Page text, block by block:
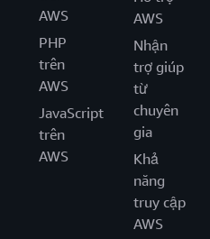
AWS
PHP
trên
AWS
JavaScript
trên
AWS
AWS
Nhận
trợ giúp
từ
chuyên
gia
Khả
năng
truy cập
AWS